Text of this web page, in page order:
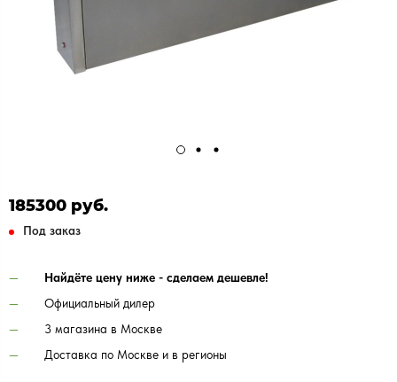
185300 руб.
Под заказ
Найдёте цену ниже - сделаем дешевле!
Официальный дилер
3 магазина в Москве
Доставка по Москве и в регионы